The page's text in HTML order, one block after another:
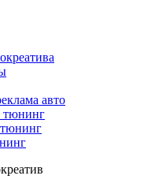
авто
тюнинг